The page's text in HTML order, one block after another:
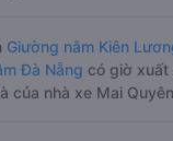
Giường nằm Kiên
Đà Nẵng có giờ xuất
của nhà xe Mai